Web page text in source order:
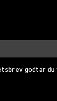
godtar du